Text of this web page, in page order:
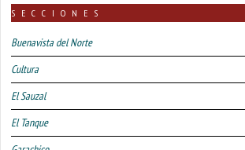
SECCIONES
Buenavista del Norte
Cultura
El Sauzal
El Tanque